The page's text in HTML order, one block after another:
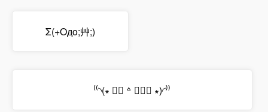
Σ(+Oдo;艸;)
⁽⁽◝(∗ ❛⃘ ꒫ ❜⃘⃘ ∗)◜⁾⁾